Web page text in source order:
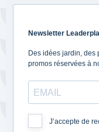
Newsletter
Des idées jardin, des
promos réservées à
J’accepte de